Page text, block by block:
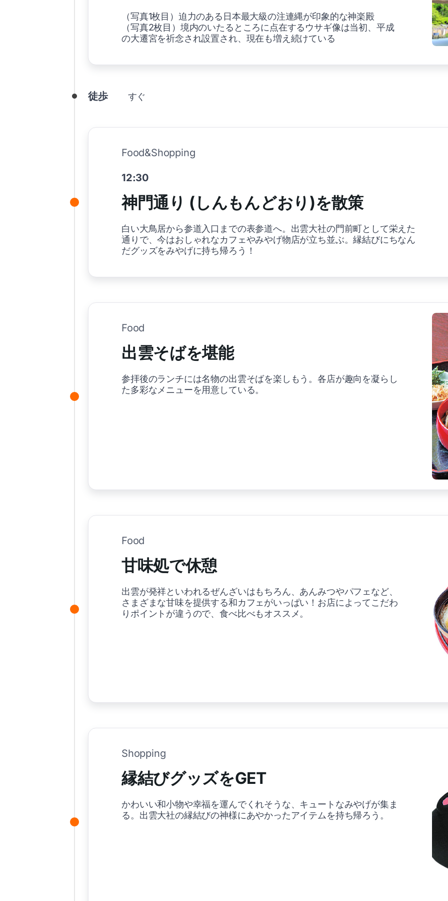
（写真1枚目）迫力のある日本最大級の注連縄が印象的な神楽殿
（写真2枚目）境内のいたるところに点在するウサギ像は当初、平成
の大遷宮を祈念され設置され、現在も増え続けている
徒歩 すぐ
Food&Shopping
12:30
神門通り (しんもんどおり)を散策
白い大鳥居から参道入口までの表参道へ。出雲大社の門前町として栄えた
通りで、今はおしゃれなカフェやみやげ物店が立ち並ぶ。縁結びにちなん
だグッズをみやげに持ち帰ろう！
Food
出雲そばを堪能
参拝後のランチには名物の出雲そばを楽しもう。各店が趣向を凝らし
た多彩なメニューを用意している。
Food
甘味処で休憩
出雲が発祥といわれるぜんざいはもちろん、あんみつやパフェなど、
さまざまな甘味を提供する和カフェがいっぱい！お店によってこだわ
りポイントが違うので、食べ比べもオススメ。
Shopping
縁結びグッズをGET
かわいい和小物や幸福を運んでくれそうな、キュートなみやげが集ま
る。出雲大社の縁結びの神様にあやかったアイテムを持ち帰ろう。